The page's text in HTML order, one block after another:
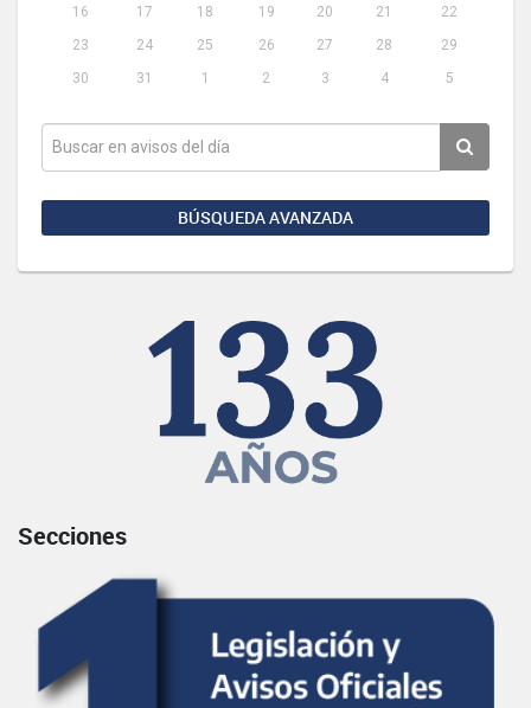
16
17 18 19 20 21
22
23
24 25 26 27 28
29
30
31 1 2 3 4 5
BÚSQUEDA AVANZADA
Secciones